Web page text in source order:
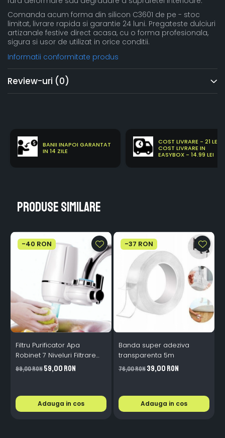
Comanda acum forma din silicon C3601 de pe - stoc
limitat, livrare rapida si garantie 24 luni. Pregateste dulciuri
artizanale festive direct acasa, cu o forma profesionala,
sigura si usor de utilizat in orice conditii.
Informatii conformitate produs
Review-uri (0)
BANII INAPOI GARANTAT
IN 14 ZILE
COST LIVRARE - 21 LEI
COST LIVRARE IN
EASYBOX - 14.99 LEI
Produse similare
-40 RON
Filtru Purificator Apa
Robinet 7 Niveluri Filtrare
Ceramice 2L/min
99,00 RON59,00 RON
Adauga in cos
-37 RON
Banda super adeziva
transparenta 5m
76,00 RON39,00 RON
Adauga in cos